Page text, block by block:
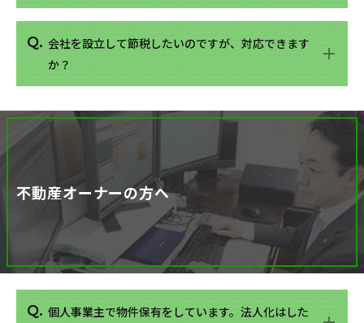
会社を設立して節税したいのですが、対応できます
か？
不動産オーナーの方へ
個人事業主で物件保有をしています。法人化はした